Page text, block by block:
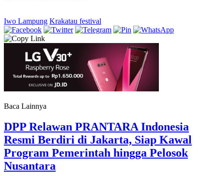
Iwo Lampung Krakatau festival
Baca Lainnya
DPP Relawan PRANTARA Indonesia
Resmi Berdiri di Jakarta, Siap Kawal
Program Pemerintah hingga Pelosok
Nusantara